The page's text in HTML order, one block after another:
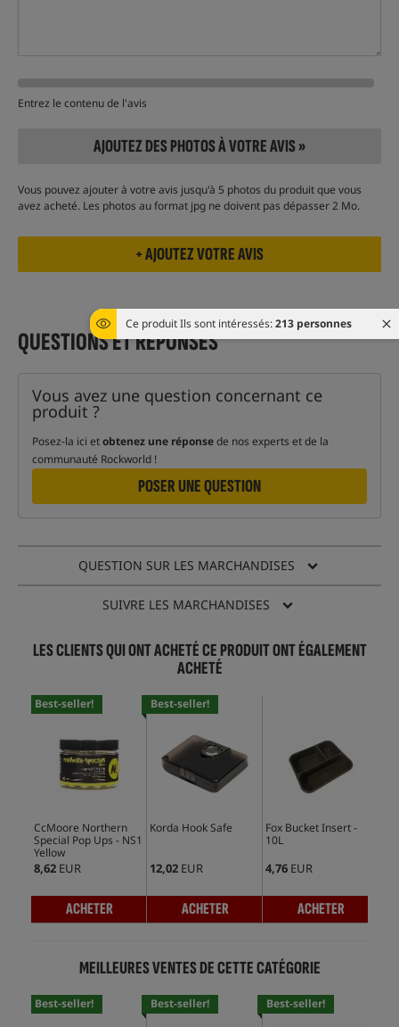
Ce produit Ils sont intéressés:213 personnes
Entrez le contenu de l'avis
AJOUTEZ DES PHOTOS À VOTRE AVIS »
Vous pouvez ajouter à votre avis jusqu'à 5 photos du produit que vous
avez acheté. Les photos au format jpg ne doivent pas dépasser 2 Mo.
QUESTIONS ET RÉPONSES
Vous avez une question concernant ce
produit ?
Posez-la ici etobtenez une réponsede nos experts et de la
communauté Rockworld !
POSER UNE QUESTION
QUESTION SUR LES MARCHANDISES
SUIVRE LES MARCHANDISES
LES CLIENTS QUI ONT ACHETÉ CE PRODUIT ONT ÉGALEMENT
ACHETÉ
Best-seller!
CcMoore Northern
Special Pop Ups - NS1
Yellow
8,62 EUR
ACHETER
Best-seller!
Korda Hook Safe
12,02 EUR
ACHETER
Fox Bucket Insert -
10L
4,76 EUR
ACHETER
MEILLEURES VENTES DE CETTE CATÉGORIE
Best-seller! Best-seller! Best-seller!